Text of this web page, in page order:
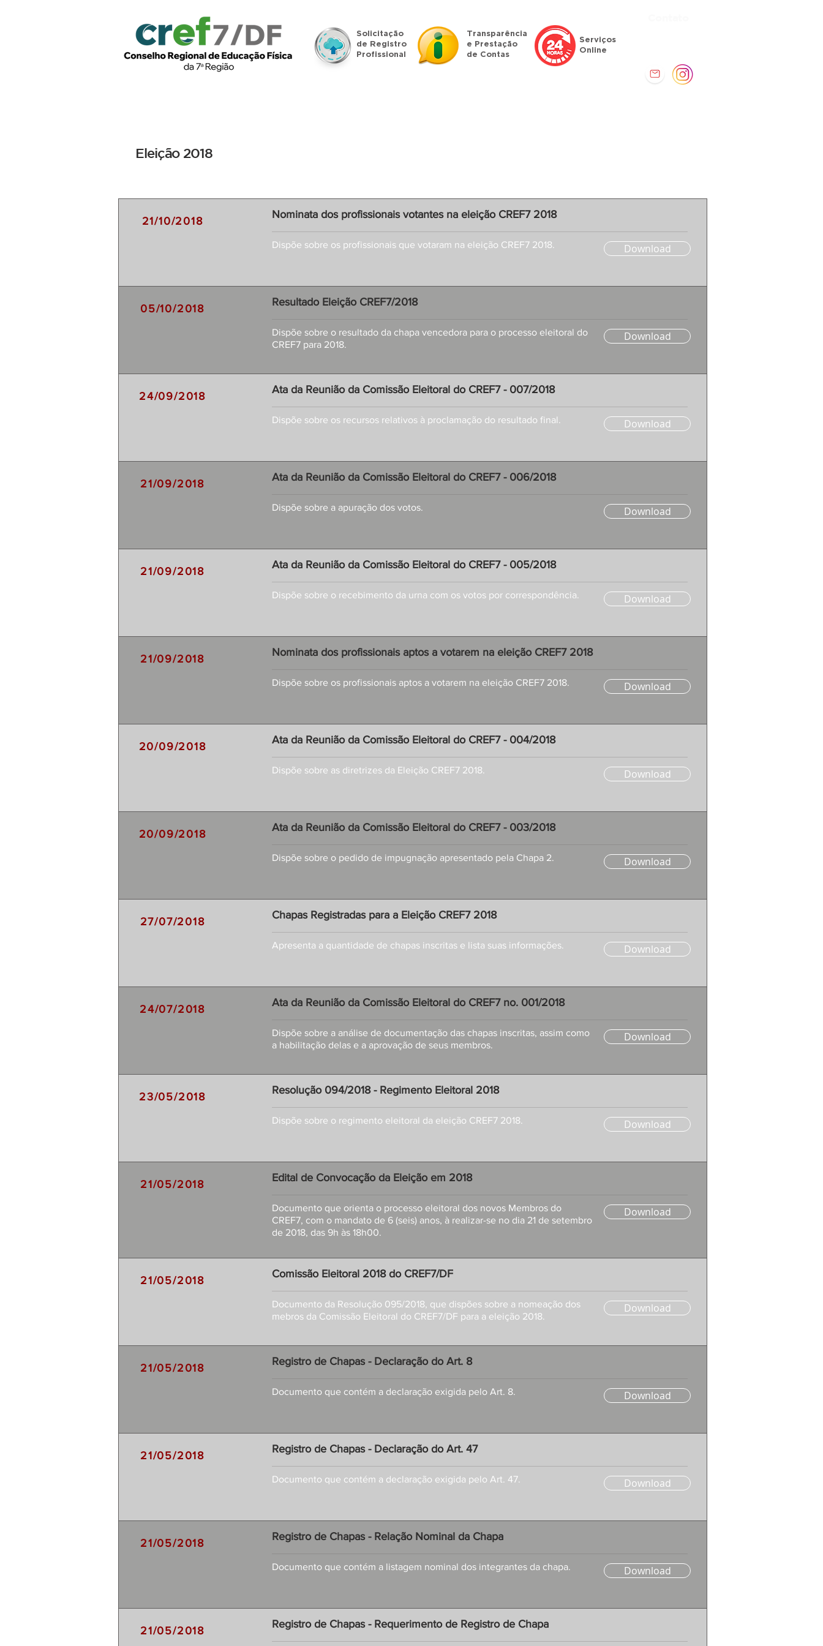
Solicitação
de Registro
Profissional
Transparência
e Prestação
de Contas
Serviços
Online
Eleição 2018
21/10/2018
Nominata dos profissionais votantes na eleição CREF7 2018
Dispõe sobre os profissionais que votaram na eleição CREF7 2018. Download
05/10/2018
Resultado Eleição CREF7/2018
Dispõe sobre o resultado da chapa vencedora para o processo eleitoral do
CREF7 para 2018.
Download
24/09/2018
Ata da Reunião da Comissão Eleitoral do CREF7 - 007/2018
Dispõe sobre os recursos relativos à proclamação do resultado final. Download
21/09/2018
Ata da Reunião da Comissão Eleitoral do CREF7 - 006/2018
Dispõe sobre a apuração dos votos. Download
21/09/2018
Ata da Reunião da Comissão Eleitoral do CREF7 - 005/2018
Dispõe sobre o recebimento da urna com os votos por correspondência. Download
21/09/2018
Nominata dos profissionais aptos a votarem na eleição CREF7 2018
Dispõe sobre os profissionais aptos a votarem na eleição CREF7 2018. Download
20/09/2018
Ata da Reunião da Comissão Eleitoral do CREF7 - 004/2018
Dispõe sobre as diretrizes da Eleição CREF7 2018. Download
20/09/2018
Ata da Reunião da Comissão Eleitoral do CREF7 - 003/2018
Dispõe sobre o pedido de impugnação apresentado pela Chapa 2. Download
27/07/2018
Chapas Registradas para a Eleição CREF7 2018
Apresenta a quantidade de chapas inscritas e lista suas informações. Download
24/07/2018
Ata da Reunião da Comissão Eleitoral do CREF7 no. 001/2018
Dispõe sobre a análise de documentação das chapas inscritas, assim como
a habilitação delas e a aprovação de seus membros.
Download
23/05/2018
Resolução 094/2018 - Regimento Eleitoral 2018
Dispõe sobre o regimento eleitoral da eleição CREF7 2018. Download
21/05/2018
Edital de Convocação da Eleição em 2018
Documento que orienta o processo eleitoral dos novos Membros do
CREF7, com o mandato de 6 (seis) anos, à realizar-se no dia 21 de setembro
de 2018, das 9h às 18h00.
Download
21/05/2018
Comissão Eleitoral 2018 do CREF7/DF
Documento da Resolução 095/2018, que dispões sobre a nomeação dos
mebros da Comissão Eleitoral do CREF7/DF para a eleição 2018.
Download
21/05/2018
Registro de Chapas - Declaração do Art. 8
Documento que contém a declaração exigida pelo Art. 8. Download
21/05/2018
Registro de Chapas - Declaração do Art. 47
Documento que contém a declaração exigida pelo Art. 47. Download
21/05/2018
Registro de Chapas - Relação Nominal da Chapa
Documento que contém a listagem nominal dos integrantes da chapa. Download
21/05/2018
Registro de Chapas - Requerimento de Registro de Chapa